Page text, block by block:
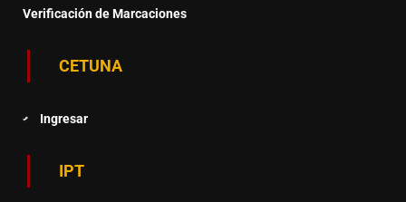
Verificación de Marcaciones
CETUNA
Ingresar
IPT